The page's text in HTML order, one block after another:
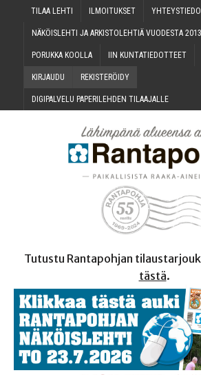
TILAA LEH­TI ILMOI­TUK­SET
NÄKÖIS­LEH­TI JA ARKIS­TO­LEH­TIÄ VUO­DES­TA
PORUK­KA KOOLLA IIN KUN­TA­TIE­DOT­TEET
KIR­JAU­DU REKIS­TE­RÖI­DY
DIGI­PAL­VE­LU PAPE­RI­LEH­DEN TILAAJALLE
Tutustu Rantapohjan
tästä.